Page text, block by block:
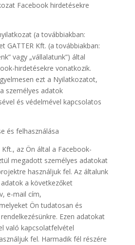
Facebook hirdetésekre
(a továbbiakban:
GATTER Kft. (a továbbiakban:
vagy „vállalatunk”) által
hirdetésekre vonatkozik.
ezt a Nyilatkozatot,
személyes adatok
és védelmével kapcsolatos
és felhasználása
Kft., az Ön által a Facebook-
megadott személyes adatokat
használjuk fel. Az általunk
a következőket
e-mail cím,
Ön tudatosan és
Ezen adatokat
való kapcsolatfelvétel
fel. Harmadik fél részére